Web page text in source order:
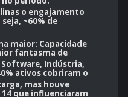
o engajamento
~60% de
maior: Capacidade
fantasma de
Indústria,
ativos cobriram o
mas houve
que influenciaram